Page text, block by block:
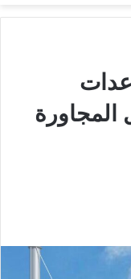
المجاورة